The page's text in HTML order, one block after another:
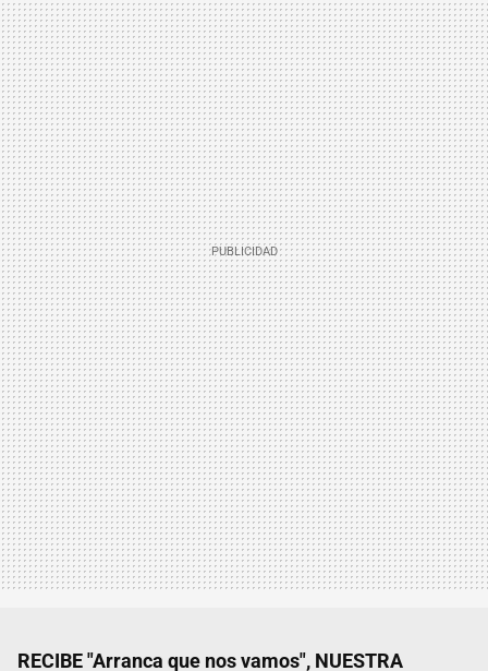
RECIBE "Arranca que nos vamos", NUESTRA